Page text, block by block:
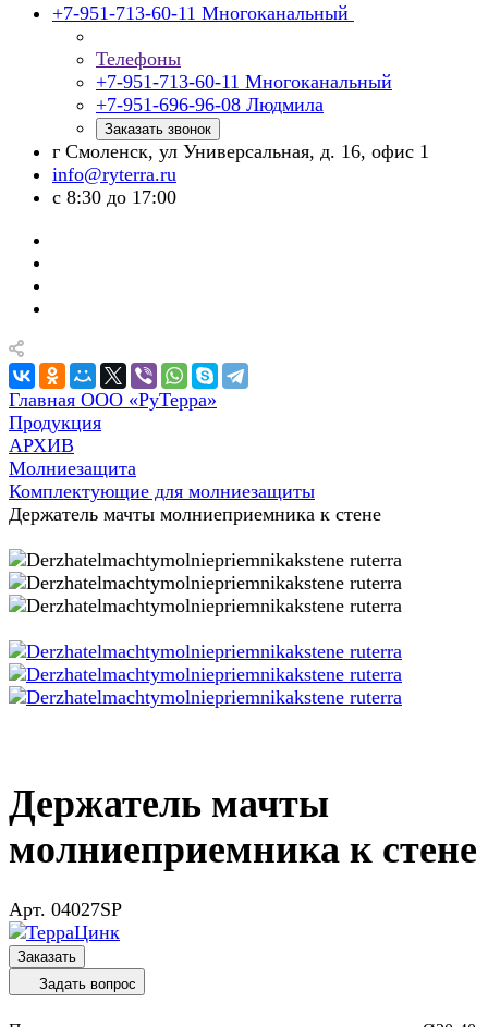
+7-951-713-60-11 Многоканальный
Телефоны
+7-951-713-60-11 Многоканальный
+7-951-696-96-08 Людмила
Заказать звонок
г Смоленск, ул Универсальная, д. 16, офис 1
info@ryterra.ru
с 8:30 до 17:00
Главная ООО «РуТерра»
Продукция
АРХИВ
Молниезащита
Комплектующие для молниезащиты
Держатель мачты молниеприемника к стене
Держатель мачты
молниеприемника к стене
Арт. 04027SP
Заказать
Задать вопрос